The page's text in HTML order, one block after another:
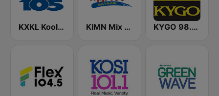
KXKL Kool 105 FM KIMN Mix 100.3 FM KYGO 98.5 FM (US Only)